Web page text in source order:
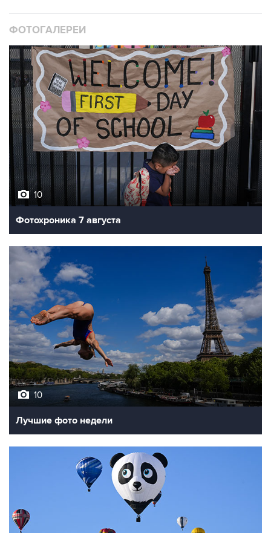
ФОТОГАЛЕРЕИ
10
Фотохроника 7 августа
10
Лучшие фото недели